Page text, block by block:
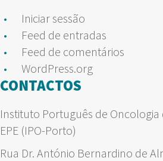
Iniciar sessão
Feed de entradas
Feed de comentários
WordPress.org
CONTACTOS
Instituto Português de Oncologia
EPE (IPO-Porto)
Rua Dr. António Bernardino de